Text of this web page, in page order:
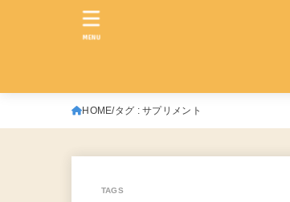
MENU
HOME タグ : サプリメント